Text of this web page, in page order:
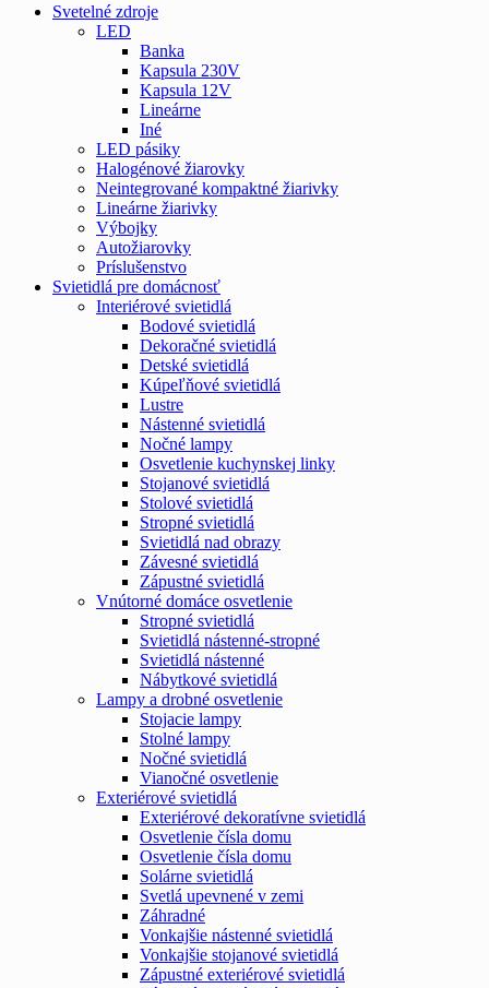
Svetelné zdroje
LED
Banka
Kapsula 230V
Kapsula 12V
Lineárne
Iné
LED pásiky
Halogénové žiarovky
Neintegrované kompaktné žiarivky
Lineárne žiarivky
Výbojky
Autožiarovky
Príslušenstvo
Svietidlá pre domácnosť
Interiérové svietidlá
Bodové svietidlá
Dekoračné svietidlá
Detské svietidlá
Kúpeľňové svietidlá
Lustre
Nástenné svietidlá
Nočné lampy
Osvetlenie kuchynskej linky
Stojanové svietidlá
Stolové svietidlá
Stropné svietidlá
Svietidlá nad obrazy
Závesné svietidlá
Zápustné svietidlá
Vnútorné domáce osvetlenie
Stropné svietidlá
Svietidlá nástenné-stropné
Svietidlá nástenné
Nábytkové svietidlá
Lampy a drobné osvetlenie
Stojacie lampy
Stolné lampy
Nočné svietidlá
Vianočné osvetlenie
Exteriérové svietidlá
Exteriérové dekoratívne svietidlá
Osvetlenie čísla domu
Osvetlenie čísla domu
Solárne svietidlá
Svetlá upevnené v zemi
Záhradné
Vonkajšie nástenné svietidlá
Vonkajšie stojanové svietidlá
Zápustné exteriérové svietidlá